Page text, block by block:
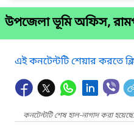
উপজেলা ভূমি অফিস,
এই কনটেন্টটি শেয়ার করতে
কনটেন্টটি শেষ হাল-নাগাদ করা